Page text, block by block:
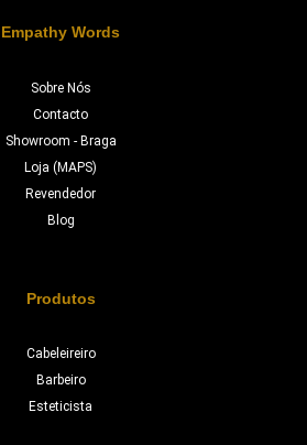
Empathy Words
Sobre Nós
Contacto
Showroom - Braga
Loja (MAPS)
Revendedor
Blog
Produtos
Cabeleireiro
Barbeiro
Esteticista